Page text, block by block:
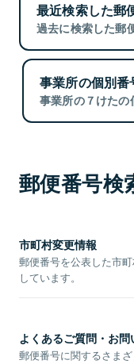
最近検索した郵
過去に検索した郵
事業所の個別番
事業所の７けたの
郵便番号検
市町村変更情報
郵便番号を公表した市
しています。
よくあるご質問・お問
郵便番号に関するさまざ